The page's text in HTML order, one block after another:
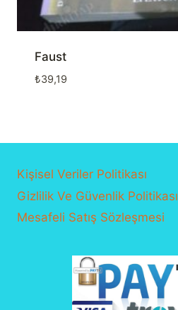
Faust
₺39,19
Kişisel Veriler Politikası
Gizlilik Ve Güvenlik Politikası
Mesafeli Satış Sözleşmesi